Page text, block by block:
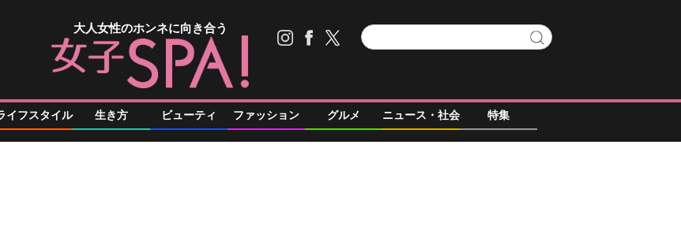
大人女性のホンネに向き合う
イフスタイル 生き方 ビューティ ファッション グルメ ニュース・社会 特集